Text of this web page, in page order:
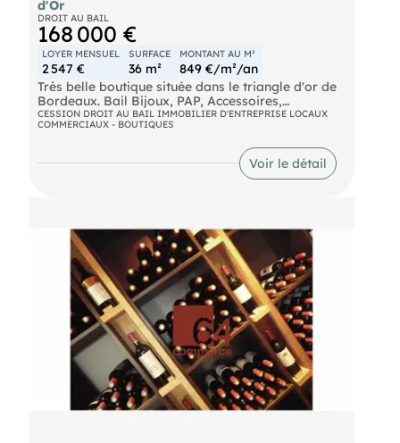
d'Or
DROIT AU BAIL
168 000 €
LOYER MENSUEL
2 547 €
SURFACE
36 m²
MONTANT AU M²
849 €/m²/an
Très belle boutique située dans le triangle d'or de
Bordeaux. Bail Bijoux, PAP, Accessoires,
Chaussures... Superficie de 36 m2 + Mezzanine de
12 m2 et cave de 17 m2. En excellent état. Loyer
CESSION DROIT AU BAIL IMMOBILIER D'ENTREPRISE LOCAUX
COMMERCIAUX - BOUTIQUES
Voir le détail